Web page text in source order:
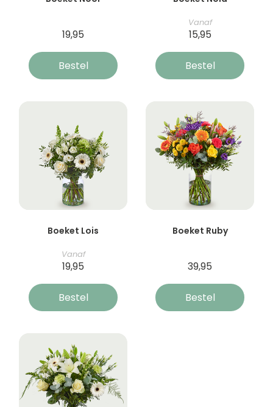
19,95
Bestel
Vanaf
15,95
Bestel
Boeket Lois
Vanaf
19,95
Bestel
Boeket Ruby
39,95
Bestel